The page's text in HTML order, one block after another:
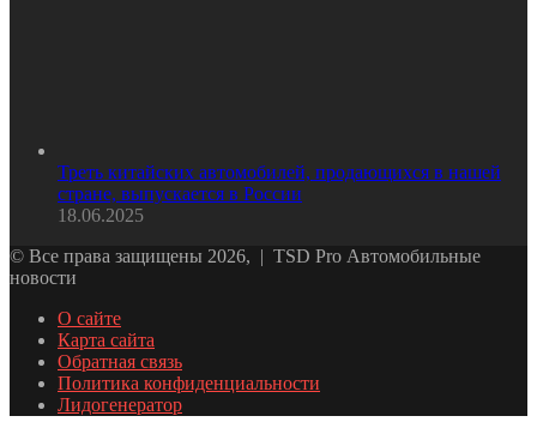
Треть китайских автомобилей, продающихся в нашей
стране, выпускается в России
18.06.2025
© Все права защищены 2026, | TSD Pro Автомобильные
новости
О сайте
Карта сайта
Обратная связь
Политика конфиденциальности
Лидогенератор